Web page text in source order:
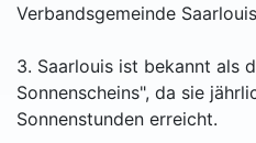
Verbandsgemeinde
3. Saarlouis ist bekannt als
Sonnenscheins", da sie
Sonnenstunden erreicht.